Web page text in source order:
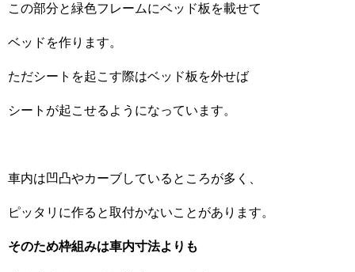
この部分と緑色フレームにベッド板を載せて
ベッドを作ります。
ただシートを起こす際はベッド板を外せば
シートが起こせるようになっています。
車内は凹凸やカーブしているところが多く、
ピッタリに作ると取付かないことがあります。
そのため枠組みは車内寸法よりも